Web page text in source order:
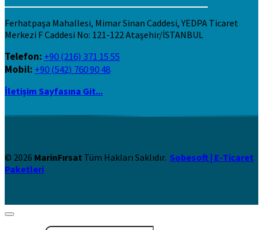
Ferhatpaşa Mahallesi, Mimar Sinan Caddesi, YEDPA Ticaret
Merkezi F Caddesi No: 121-122 Ataşehir/İSTANBUL
Telefon: +90 (216) 371 15 55
Mobil: +90 (542) 760 90 48
İletişim Sayfasına Git...
© 2026 MarinFırsat Tüm Hakları Saklıdır. Sobesoft | E-Ticaret
Paketleri